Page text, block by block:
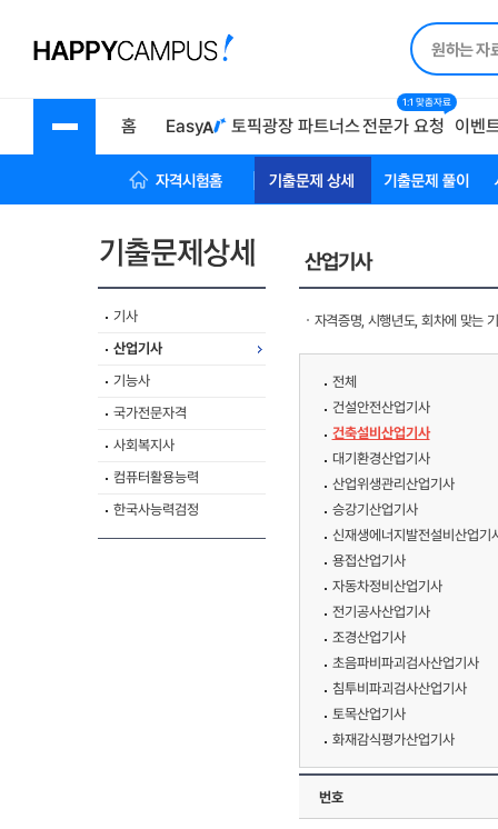
홈 Easy 토픽광장 파트너스전문가 요청
1:1 맞춤자료
이벤
자격시험 홈 기출문제상세 기출문제풀이
기사
산업기사
기능사
국가전문자격
사회복지사
컴퓨터활용능력
한국사능력검정
산업기사
자격증명, 시행년도, 회차에 맞는
전체
건설안전산업기사
건축설비산업기사
대기환경산업기사
산업위생관리산업기사
승강기산업기사
신재생에너지발전설비산업기
용접산업기사
자동차정비산업기사
전기공사산업기사
조경산업기사
초음파비파괴검사산업기사
침투비파괴검사산업기사
토목산업기사
화재감식평가산업기사
번호